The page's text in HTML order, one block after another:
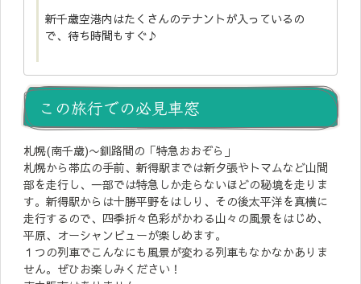
新千歳空港内はたくさんのテナントが入っているの
で、待ち時間もすぐ♪
この旅行での必見車窓
札幌(南千歳)〜釧路間の「特急おおぞら」
札幌から帯広の手前、新得駅までは新夕張やトマムなど山間
部を走行し、一部では特急しか走らないほどの秘境を走りま
す。新得駅からは十勝平野をはしり、その後太平洋を真横に
走行するので、四季折々色彩がかわる山々の風景をはじめ、
平原、オーシャンビューが楽しめます。
１つの列車でこんなにも風景が変わる列車もなかなかありま
せん。ぜひお楽しみください！